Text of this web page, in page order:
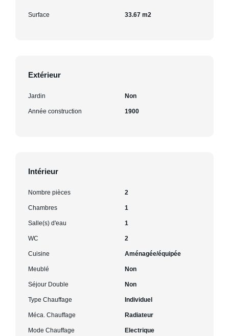
Surface 33.67 m2
Extérieur
Jardin Non
Année construction 1900
Intérieur
Nombre pièces 2
Chambres 1
Salle(s) d'eau 1
WC 2
Cuisine Aménagée/équipée
Meublé Non
Séjour Double Non
Type Chauffage Individuel
Méca. Chauffage Radiateur
Mode Chauffage Electrique